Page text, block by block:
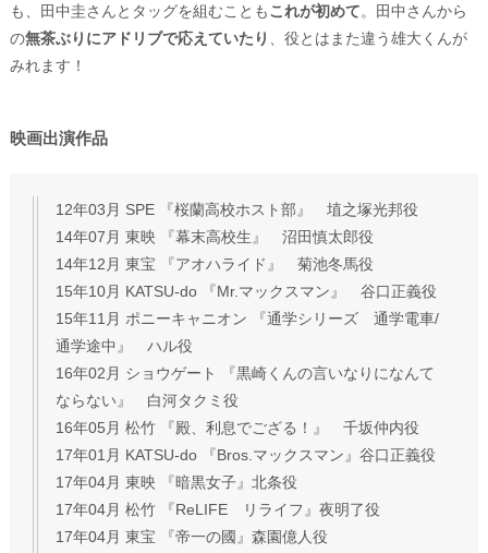
も、田中圭さんとタッグを組むこともこれが初めて。田中さんから
の無茶ぶりにアドリブで応えていたり
、役とはまた違う雄大くんが
みれます！
映画出演作品
12年03月 SPE 『桜蘭高校ホスト部』 埴之塚光邦役
14年07月 東映 『幕末高校生』 沼田慎太郎役
14年12月 東宝 『アオハライド』 菊池冬馬役
15年10月 KATSU-do 『Mr.マックスマン』 谷口正義役
15年11月 ポニーキャニオン 『通学シリーズ 通学電車/
通学途中』 ハル役
16年02月 ショウゲート 『黒崎くんの言いなりになんて
ならない』 白河タクミ役
16年05月 松竹 『殿、利息でござる！』 千坂仲内役
17年01月 KATSU-do 『Bros.マックスマン』谷口正義役
17年04月 東映 『暗黒女子』北条役
17年04月 松竹 『ReLIFE リライフ』夜明了役
17年04月 東宝 『帝一の國』森園億人役